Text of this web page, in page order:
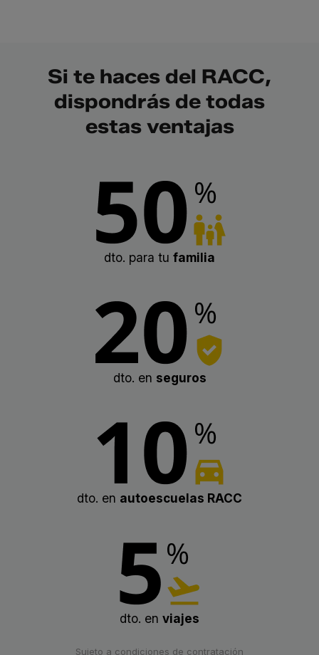
Si te haces del RACC,
dispondrás de todas
estas ventajas
dto. para tu familia
dto. en seguros
dto. en autoescuelas RACC
dto. en viajes
Sujeto a condiciones de contratación